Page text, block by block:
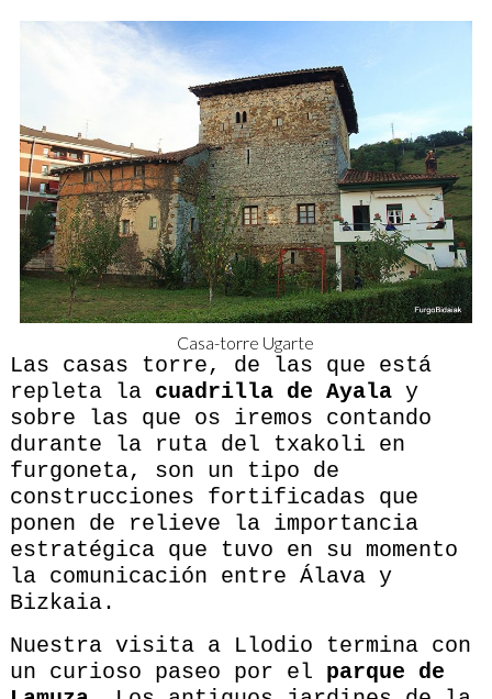
Casa-torre Ugarte
Las casas torre, de las que está
repleta la cuadrilla de Ayalay
sobre las que os iremos contando
durante la ruta del txakoli en
furgoneta, son un tipo de
construcciones fortificadas que
ponen de relieve la importancia
estratégica que tuvo en su momento
la comunicación entre Álava y
Bizkaia.
Nuestra visita a Llodio termina con
un curioso paseo por el parque de